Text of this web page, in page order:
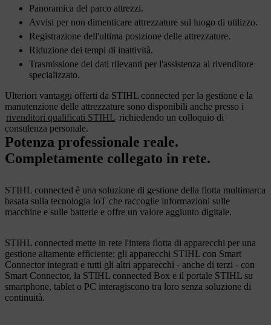
Panoramica del parco attrezzi.
Avvisi per non dimenticare attrezzature sul luogo di utilizzo.
Registrazione dell'ultima posizione delle attrezzature.
Riduzione dei tempi di inattività.
Trasmissione dei dati rilevanti per l'assistenza al rivenditore
specializzato.
Ulteriori vantaggi offerti da STIHL connected per la gestione e la
manutenzione delle attrezzature sono disponibili anche presso i
rivenditori qualificati STIHL richiedendo un colloquio di
consulenza personale.
Potenza professionale reale.
Completamente collegato in rete.
STIHL connected è una soluzione di gestione della flotta multimarca
basata sulla tecnologia IoT che raccoglie informazioni sulle
macchine e sulle batterie e offre un valore aggiunto digitale.
STIHL connected mette in rete l'intera flotta di apparecchi per una
gestione altamente efficiente: gli apparecchi STIHL con Smart
Connector integrati e tutti gli altri apparecchi - anche di terzi - con
Smart Connector, la STIHL connected Box e il portale STIHL su
smartphone, tablet o PC interagiscono tra loro senza soluzione di
continuità.